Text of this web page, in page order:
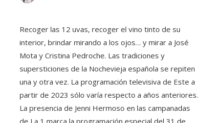
Recoger las 12 uvas, recoger el vino tinto de su
interior, brindar mirando a los ojos… y mirar a José
Mota y Cristina Pedroche. Las tradiciones y
supersticiones de la Nochevieja española se repiten
una y otra vez. La programación televisiva de Este a
partir de 2023 sólo varía respecto a años anteriores.
La presencia de Jenni Hermoso en las campanadas
de La 1 marca la programación especial del 31 de